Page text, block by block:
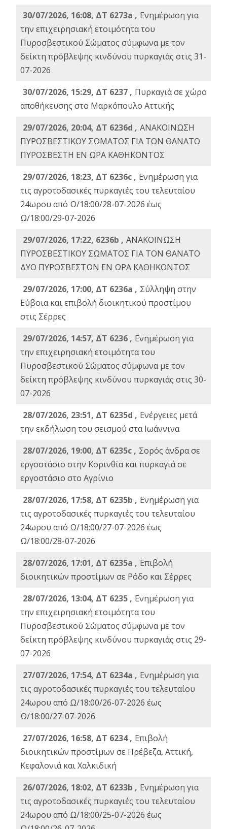
30/07/2026, 16:08, ΔΤ 6273a , Ενημέρωση για
την επιχειρησιακή ετοιμότητα του
Πυροσβεστικού Σώματος σύμφωνα με τον
δείκτη πρόβλεψης κινδύνου πυρκαγιάς στις 31-
07-2026
30/07/2026, 15:29, ΔΤ 6237 , Πυρκαγιά σε χώρο
αποθήκευσης στο Μαρκόπουλο Αττικής
29/07/2026, 20:04, ΔΤ 6236d , ΑΝΑΚΟΙΝΩΣΗ
ΠΥΡΟΣΒΕΣΤΙΚΟΥ ΣΩΜΑΤΟΣ ΓΙΑ ΤΟΝ ΘΑΝΑΤΟ
ΠΥΡΟΣΒΕΣΤΗ ΕΝ ΩΡΑ ΚΑΘΗΚΟΝΤΟΣ
29/07/2026, 18:23, ΔΤ 6236c , Ενημέρωση για
τις αγροτοδασικές πυρκαγιές του τελευταίου
24ωρου από Ω/18:00/28-07-2026 έως
Ω/18:00/29-07-2026
29/07/2026, 17:22, 6236b , ΑΝΑΚΟΙΝΩΣΗ
ΠΥΡΟΣΒΕΣΤΙΚΟΥ ΣΩΜΑΤΟΣ ΓΙΑ ΤΟΝ ΘΑΝΑΤΟ
ΔΥΟ ΠΥΡΟΣΒΕΣΤΩΝ ΕΝ ΩΡΑ ΚΑΘΗΚΟΝΤΟΣ
29/07/2026, 17:00, ΔΤ 6236a , Σύλληψη στην
Εύβοια και επιβολή διοικητικού προστίμου
στις Σέρρες
29/07/2026, 14:57, ΔΤ 6236 , Ενημέρωση για
την επιχειρησιακή ετοιμότητα του
Πυροσβεστικού Σώματος σύμφωνα με τον
δείκτη πρόβλεψης κινδύνου πυρκαγιάς στις 30-
07-2026
28/07/2026, 23:51, ΔΤ 6235d , Ενέργειες μετά
την εκδήλωση του σεισμού στα Ιωάννινα
28/07/2026, 19:00, ΔΤ 6235c , Σορός άνδρα σε
εργοστάσιο στην Κορινθία και πυρκαγιά σε
εργοστάσιο στο Αγρίνιο
28/07/2026, 17:58, ΔΤ 6235b , Ενημέρωση για
τις αγροτοδασικές πυρκαγιές του τελευταίου
24ωρου από Ω/18:00/27-07-2026 έως
Ω/18:00/28-07-2026
28/07/2026, 17:01, ΔΤ 6235a , Eπιβολή
διοικητικών προστίμων σε Ρόδο και Σέρρες
28/07/2026, 13:04, ΔΤ 6235 , Ενημέρωση για
την επιχειρησιακή ετοιμότητα του
Πυροσβεστικού Σώματος σύμφωνα με τον
δείκτη πρόβλεψης κινδύνου πυρκαγιάς στις 29-
07-2026
27/07/2026, 17:54, ΔΤ 6234a , Ενημέρωση για
τις αγροτοδασικές πυρκαγιές του τελευταίου
24ωρου από Ω/18:00/26-07-2026 έως
Ω/18:00/27-07-2026
27/07/2026, 16:58, ΔΤ 6234 , Eπιβολή
διοικητικών προστίμων σε Πρέβεζα, Αττική,
Κεφαλονιά και Χαλκιδική
26/07/2026, 18:02, ΔΤ 6233b , Ενημέρωση για
τις αγροτοδασικές πυρκαγιές του τελευταίου
24ωρου από Ω/18:00/25-07-2026 έως